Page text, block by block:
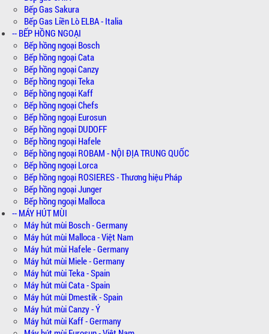
Bếp Gas Sakura
Bếp Gas Liền Lò ELBA - Italia
-- BẾP HỒNG NGOẠI
Bếp hồng ngoại Bosch
Bếp hồng ngoại Cata
Bếp hồng ngoại Canzy
Bếp hồng ngoại Teka
Bếp hồng ngoại Kaff
Bếp hồng ngoại Chefs
Bếp hồng ngoại Eurosun
Bếp hồng ngoại DUDOFF
Bếp hồng ngoại Hafele
Bếp hồng ngoại ROBAM - NỘI ĐỊA TRUNG QUỐC
Bếp hồng ngoại Lorca
Bếp hồng ngoại ROSIERES - Thương hiệu Pháp
Bếp hồng ngoại Junger
Bếp hồng ngoại Malloca
-- MÁY HÚT MÙI
Máy hút mùi Bosch - Germany
Máy hút mùi Malloca - Việt Nam
Máy hút mùi Hafele - Germany
Máy hút mùi Miele - Germany
Máy hút mùi Teka - Spain
Máy hút mùi Cata - Spain
Máy hút mùi Dmestik - Spain
Máy hút mùi Canzy - Ý
Máy hút mùi Kaff - Germany